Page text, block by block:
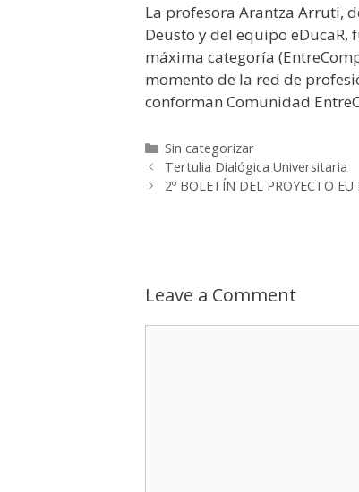
La profesora Arantza Arruti,
Deusto y del equipo
máxima categoría
momento de la red de
conforman Comunidad
Categories
Sin categorizar
Tertulia Dialógica Universitaria
2º BOLETÍN DEL PROYECTO
Leave a Comment